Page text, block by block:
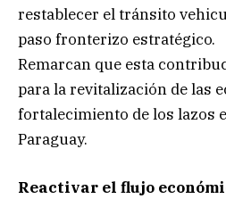
restablecer el tránsito
paso fronterizo estratégico.
Remarcan que esta
para la revitalización de las
fortalecimiento de los lazos
Paraguay.
Reactivar el flujo